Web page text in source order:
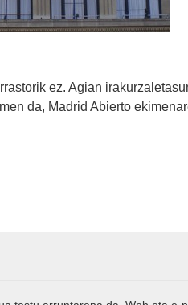
ez. Agian
da, Madrid Abierto